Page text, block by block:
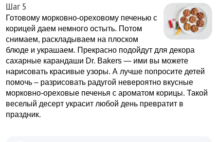
Шаг 5
Готовому морковно-ореховому печенью с
корицей даем немного остыть. Потом
снимаем, раскладываем на плоском
блюде и украшаем. Прекрасно подойдут для декора
сахарные карандаши Dr. Bakers — ими вы можете
нарисовать красивые узоры. А лучше попросите детей
помочь – разрисовать радугой невероятно вкусные
морковно-ореховые печенья с ароматом корицы. Такой
веселый десерт украсит любой день превратит в
праздник.